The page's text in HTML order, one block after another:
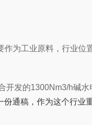
作为工业原料，行业
开发的1300Nm3/h碱
通稿，作为这个行业